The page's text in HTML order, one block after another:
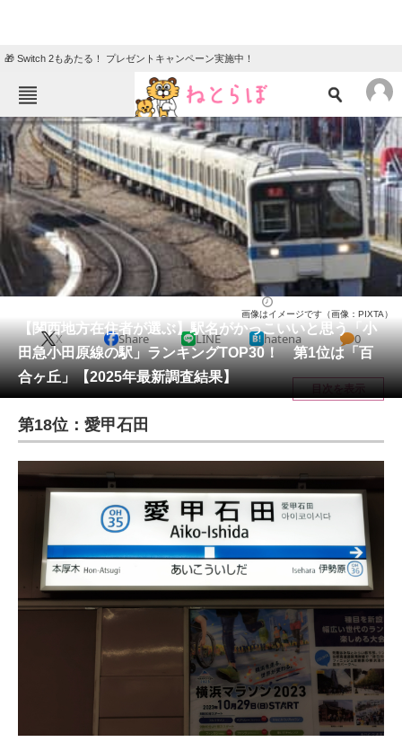
🎁 Switch 2もあたる！ プレゼントキャンペーン実施中！
ねとらぼメニュー
TOP ニュース
エンタメ クイズ
グルメ 地域
住まい 教育・育児
動物 リサーチ
会員記事
メディア
注目記事を集めた総合ページ
ITの今と未来を見通す
スマホと通信の最新トレンド
進化するPCとデバイスの未来
好きが集まる 比べて選べる
ビジネスと働き方のヒント
企業ITのトレンドを詳説
【関西地方在住者が選ぶ】駅名がかっこいいと思う「小
田急小田原線の駅」ランキングTOP30！ 第1位は「百
合ヶ丘」【2025年最新調査結果】
画像はイメージです（画像：PIXTA）
X Share LINE hatena 0
目次を表示
第18位：愛甲石田